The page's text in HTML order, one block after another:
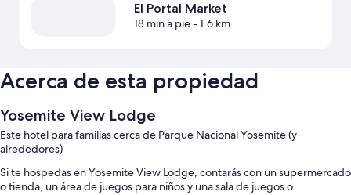
El Portal Market
18 min a pie- 1.6 km
Acerca de esta propiedad
Yosemite View Lodge
Este hotel para familias cerca de Parque Nacional Yosemite (y
alrededores)
Si te hospedas en Yosemite View Lodge, contarás con un supermercado
o tienda, un área de juegos para niños y una sala de juegos o